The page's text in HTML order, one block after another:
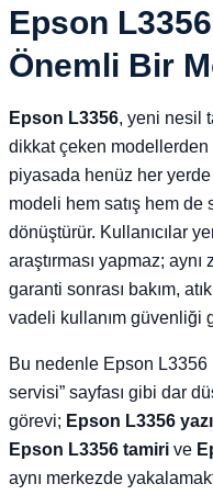
Epson
Önemli Bir
Epson L3356, yeni nesil
dikkat çeken modellerden
piyasada henüz her
modeli hem satış hem de
dönüştürür. Kullanıcılar
araştırması yapmaz;
garanti sonrası bakım,
vadeli kullanım güvenliği
Bu nedenle Epson L3356
servisi” sayfası gibi dar
görevi; Epson L3356
Epson L3356 tamiri ve
aynı merkezde